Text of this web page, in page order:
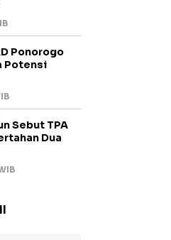
Ponorogo
Potensi
Sebut TPA
Dua